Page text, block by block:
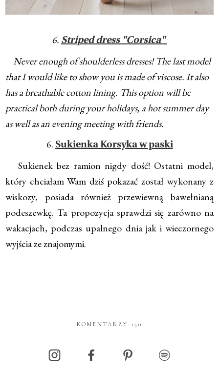
6. Striped dress "Corsica"
Never enough of shoulderless dresses! The last model
that I would like to show you is made of viscose. It also
has a breathable cotton lining. This option will be
practical both during your holidays, a hot summer day
as well as an evening meeting with friends.
6. Sukienka Korsyka w paski
Sukienek bez ramion nigdy dość! Ostatni model,
który chciałam Wam dziś pokazać został wykonany z
wiskozy, posiada również przewiewną bawełnianą
podeszewkę. Ta propozycja sprawdzi się zarówno na
wakacjach, podczas upalnego dnia jak i wieczornego
wyjścia ze znajomymi.
KOMENTARZY 150